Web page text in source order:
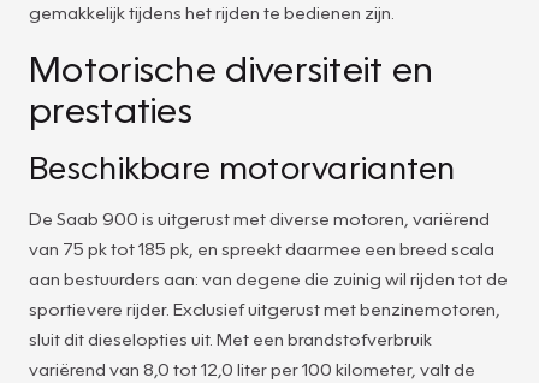
gemakkelijk tijdens het rijden te bedienen zijn.
Motorische diversiteit en
prestaties
Beschikbare motorvarianten
De Saab 900 is uitgerust met diverse motoren, variërend
van 75 pk tot 185 pk, en spreekt daarmee een breed scala
aan bestuurders aan: van degene die zuinig wil rijden tot de
sportievere rijder. Exclusief uitgerust met benzinemotoren,
sluit dit dieselopties uit. Met een brandstofverbruik
variërend van 8,0 tot 12,0 liter per 100 kilometer, valt de